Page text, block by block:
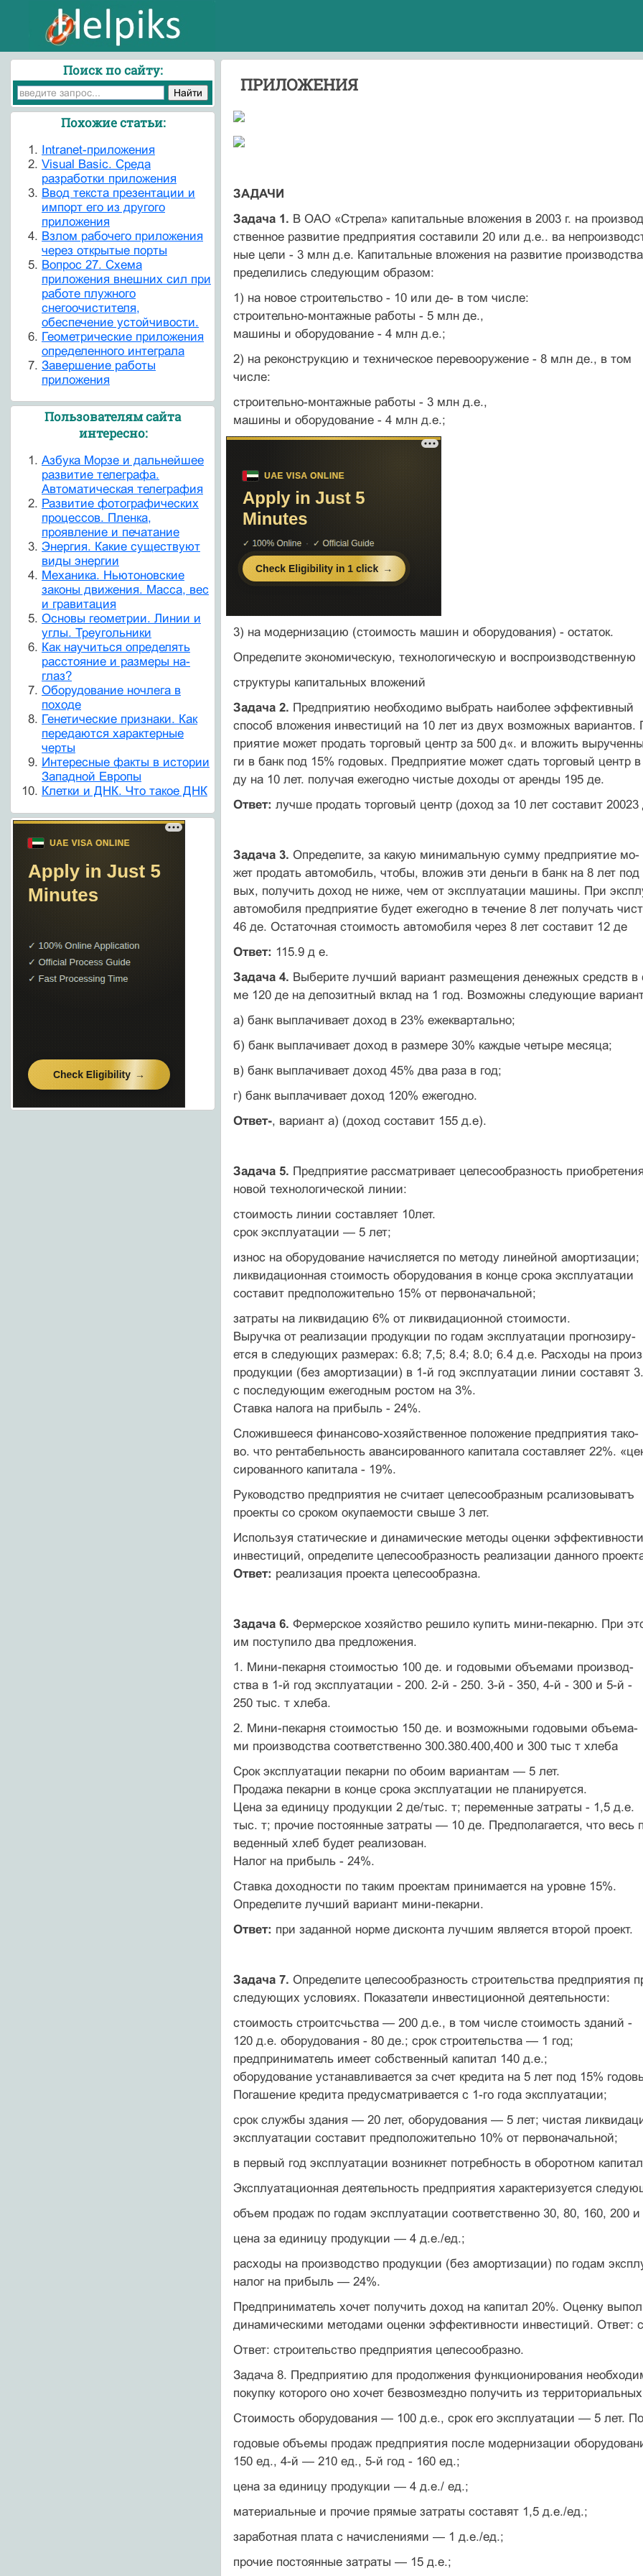
ПРИЛОЖЕНИЯ
ЗАДАЧИ
Задача 1. В ОАО «Стрела» капитальные вложения в 2003 г. на
ственное развитие предприятия составили 20 или д.е.. ва
ные цели - 3 млн д.е. Капитальные вложения на развитие
пределились следующим образом:
1) на новое строительство - 10 или де- в том числе:
строительно-монтажные работы - 5 млн де.,
машины и оборудование - 4 млн д.е.;
2) на реконструкцию и техническое перевооружение - 8 млн де., в том
числе:
строительно-монтажные работы - 3 млн д.е.,
машины и оборудование - 4 млн д.е.;
3) на модернизацию (стоимость машин и оборудования) - остаток.
Определите экономическую, технологическую и воспроизводственную
структуры капитальных вложений
Задача 2. Предприятию необходимо выбрать наиболее эффективный
способ вложения инвестиций на 10 лет из двух возможных вариантов.
приятие может продать торговый центр за 500 д«. и вложить
ги в банк под 15% годовых. Предприятие может сдать торговый центр
ду на 10 лет. получая ежегодно чистые доходы от аренды 195 де.
Ответ: лучше продать торговый центр (доход за 10 лет составит 20023
Задача 3. Определите, за какую минимальную сумму предприятие мо-
жет продать автомобиль, чтобы, вложив эти деньги в банк на 8 лет под
вых, получить доход не ниже, чем от эксплуатации машины. При
автомобиля предприятие будет ежегодно в течение 8 лет получать
46 де. Остаточная стоимость автомобиля через 8 лет составит 12 де
Ответ: 115.9 д е.
Задача 4. Выберите лучший вариант размещения денежных средств в
ме 120 де на депозитный вклад на 1 год. Возможны следующие
а) банк выплачивает доход в 23% ежеквартально;
б) банк выплачивает доход в размере 30% каждые четыре месяца;
в) банк выплачивает доход 45% два раза в год;
г) банк выплачивает доход 120% ежегодно.
Ответ-, вариант а) (доход составит 155 д.е).
Задача 5. Предприятие рассматривает целесообразность приобретения
новой технологической линии:
стоимость линии составляет 10лет.
срок эксплуатации — 5 лет;
износ на оборудование начисляется по методу линейной амортизации;
ликвидационная стоимость оборудования в конце срока эксплуатации
составит предположительно 15% от первоначальной;
затраты на ликвидацию 6% от ликвидационной стоимости.
Выручка от реализации продукции по годам эксплуатации прогнозиру-
ется в следующих размерах: 6.8; 7,5; 8.4; 8.0; 6.4 д.е. Расходы на
продукции (без амортизации) в 1-й год эксплуатации линии составят
с последующим ежегодным ростом на 3%.
Ставка налога на прибыль - 24%.
Сложившееся финансово-хозяйственное положение предприятия тако-
во. что рентабельность авансированного капитала составляет 22%.
сированного капитала - 19%.
Руководство предприятия не считает целесообразным рсализовыватъ
проекты со сроком окупаемости свыше 3 лет.
Используя статические и динамические методы оценки эффективности
инвестиций, определите целесообразность реализации данного
Ответ: реализация проекта целесообразна.
Задача 6. Фермерское хозяйство решило купить мини-пекарню. При
им поступило два предложения.
1. Мини-пекарня стоимостью 100 де. и годовыми объемами производ-
ства в 1-й год эксплуатации - 200. 2-й - 250. 3-й - 350, 4-й - 300 и 5-й -
250 тыс. т хлеба.
2. Мини-пекарня стоимостью 150 де. и возможными годовыми объема-
ми производства соответственно 300.380.400,400 и 300 тыс т хлеба
Срок эксплуатации пекарни по обоим вариантам — 5 лет.
Продажа пекарни в конце срока эксплуатации не планируется.
Цена за единицу продукции 2 де/тыс. т; переменные затраты - 1,5 д.е.
тыс. т; прочие постоянные затраты — 10 де. Предполагается, что весь
веденный хлеб будет реализован.
Налог на прибыль - 24%.
Ставка доходности по таким проектам принимается на уровне 15%.
Определите лучший вариант мини-пекарни.
Ответ: при заданной норме дисконта лучшим является второй проект.
Задача 7. Определите целесообразность строительства предприятия
следующих условиях. Показатели инвестиционной деятельности:
стоимость строитсчьства — 200 д.е., в том числе стоимость зданий -
120 д.е. оборудования - 80 де.; срок строительства — 1 год;
предприниматель имеет собственный капитал 140 д.е.;
оборудование устанавливается за счет кредита на 5 лет под 15%
Погашение кредита предусматривается с 1-го года эксплуатации;
срок службы здания — 20 лет, оборудования — 5 лет; чистая
экс­плуатации составит предположительно 10% от первоначальной;
в первый год эксплуатации возникнет потребность в оборотном
Эксплуатационная деятельность предприятия характеризуется
объем продаж по годам эксплуатации соответственно 30, 80, 160, 200
цена за единицу продукции — 4 д.е./ед.;
расходы на производство продукции (без амортизации) по годам
налог на прибыль — 24%.
Предприниматель хочет получить доход на капитал 20%. Оценку
динамиче­скими методами оценки эффективности инвестиций. Ответ:
Ответ: строительство предприятия целесообразно.
Задача 8. Предприятию для продолжения функционирования
покупку которого оно хо­чет безвозмездно получить из
Стоимость оборудования — 100 д.е., срок его эксплуатации — 5 лет.
годовые объемы продаж предприятия после модернизации
150 ед., 4-й — 210 ед., 5-й год - 160 ед.;
цена за единицу продукции — 4 д.е./ ед.;
материальные и прочие прямые затраты составят 1,5 д.е./ед.;
заработная плата с начислениями — 1 д.е./ед.;
прочие постоянные затраты — 15 д.е.;
Поиск по сайту:
Похожие статьи:
Intranet-приложения
Visual Basic. Среда
разработки приложения
Ввод текста презентации и
импорт его из другого
приложения
Взлом рабочего приложения
через открытые порты
Вопрос 27. Схема
приложения внешних сил при
работе плужного
снегоочистителя,
обеспечение устойчивости.
Геометрические приложения
определенного интеграла
Завершение работы
приложения
Пользователям сайта
интересно:
Азбука Морзе и дальнейшее
развитие телеграфа.
Автоматическая телеграфия
Развитие фотографических
процессов. Пленка,
проявление и печатание
Энергия. Какие существуют
виды энергии
Механика. Ньютоновские
законы движения. Масса, вес
и гравитация
Основы геометрии. Линии и
углы. Треугольники
Как научиться определять
расстояние и размеры на-
глаз?
Оборудование ночлега в
походе
Генетические признаки. Как
передаются характерные
черты
Интересные факты в истории
Западной Европы
Клетки и ДНК. Что такое ДНК